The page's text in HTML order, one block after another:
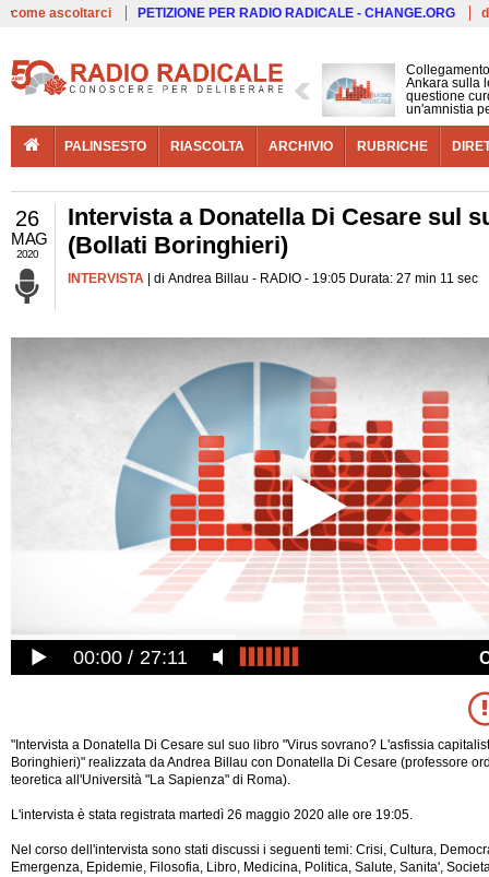
come ascoltarci PETIZIONE PER RADIO RADICALE - CHANGE.ORG
Ankara sulla
questione
un'amnistia
PALINSESTO RIASCOLTA ARCHIVIO RUBRICHE
26
MAG
2020
Intervista a Donatella Di Cesare sul
(Bollati Boringhieri)
INTERVISTA | di Andrea Billau - RADIO - 19:05 Durata: 27 min 11 sec
00:00 27:11
"Intervista a Donatella Di Cesare sul suo libro "Virus sovrano? L'asfissia
Boringhieri)" realizzata da Andrea Billau con Donatella Di Cesare (professore
teoretica all'Università "La Sapienza" di Roma).
L'intervista è stata registrata martedì 26 maggio 2020 alle ore 19:05.
Nel corso dell'intervista sono stati discussi i seguenti temi: Crisi, Cultura,
Emergenza, Epidemie, Filosofia, Libro, Medicina, Politica, Salute, Sanita',